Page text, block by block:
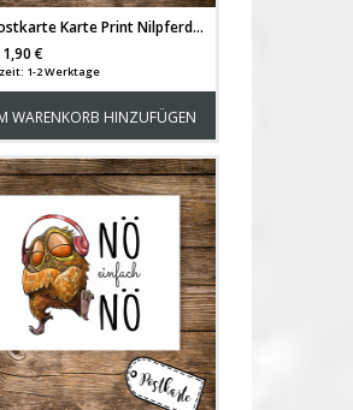
A6 Postkarte Karte Print Nilpferd mit Wolke Vögel und Spruch Du bist woau pk15
1,90 €
1-2 Werktage
WARENKORB HINZUFÜGEN